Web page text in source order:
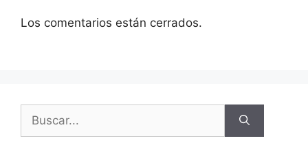
Los comentarios están cerrados.